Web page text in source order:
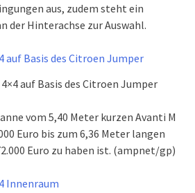
aus, zudem steht ein
der Hinterachse zur Auswahl.
auf Basis des Citroen Jumper
vom 5,40 Meter kurzen Avanti M
Euro bis zum 6,36 Meter langen
Euro zu haben ist. (ampnet/gp)